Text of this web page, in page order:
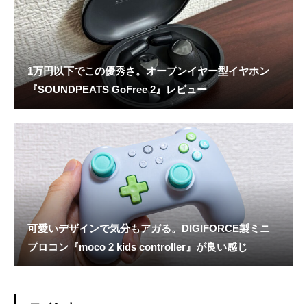
1万円以下でこの優秀さ。オープンイヤー型イヤホン
『SOUNDPEATS GoFree 2』レビュー
可愛いデザインで気分もアガる。DIGIFORCE製ミニ
プロコン『moco 2 kids controller』が良い感じ